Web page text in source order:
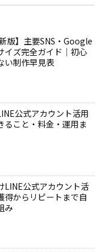
版】主要SNS・Google
イズ完全ガイド｜初心
い制作早見表
公式アカウント活用
ること・料金・運用ま
LINE公式アカウント活
得からリピートまで自
み